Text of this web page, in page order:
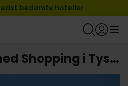
bedømte hoteller
Tag på ferie med Shopping i Tyskland